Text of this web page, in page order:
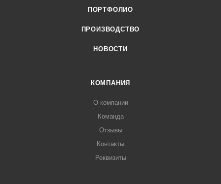
ПОРТФОЛИО
ПРОИЗВОДСТВО
НОВОСТИ
КОМПАНИЯ
О компании
Команда
Отзывы
Контакты
Реквизиты